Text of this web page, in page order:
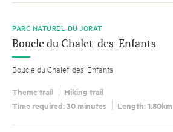
PARC NATUREL DU JORAT
Boucle du Chalet-des-Enfants
Boucle du Chalet-des-Enfants
Theme trail
Hiking trail
Time required: 30 minutes
Length: 1.80km